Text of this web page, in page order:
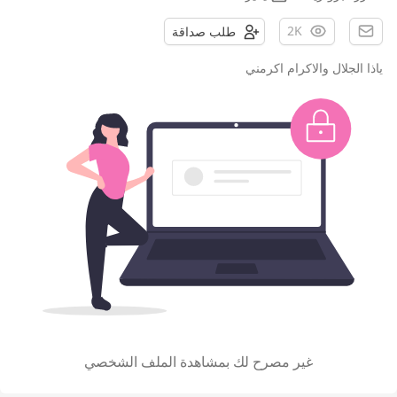
2K طلب صداقة
ياذا الجلال والاكرام اكرمني
غير مصرح لك بمشاهدة الملف الشخصي